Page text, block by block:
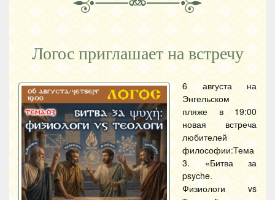
Логос приглашает на встречу
6 августа на
Энгельском
пляже в 19:00
новая встреча
любителей
философии:Тема
3. «Битва за
psyche.
Физиологи vs